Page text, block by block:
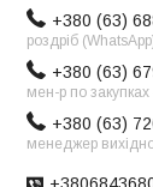
+380 (63)
роздріб
+380 (63)
мен-р по
+380 (63)
менеджер